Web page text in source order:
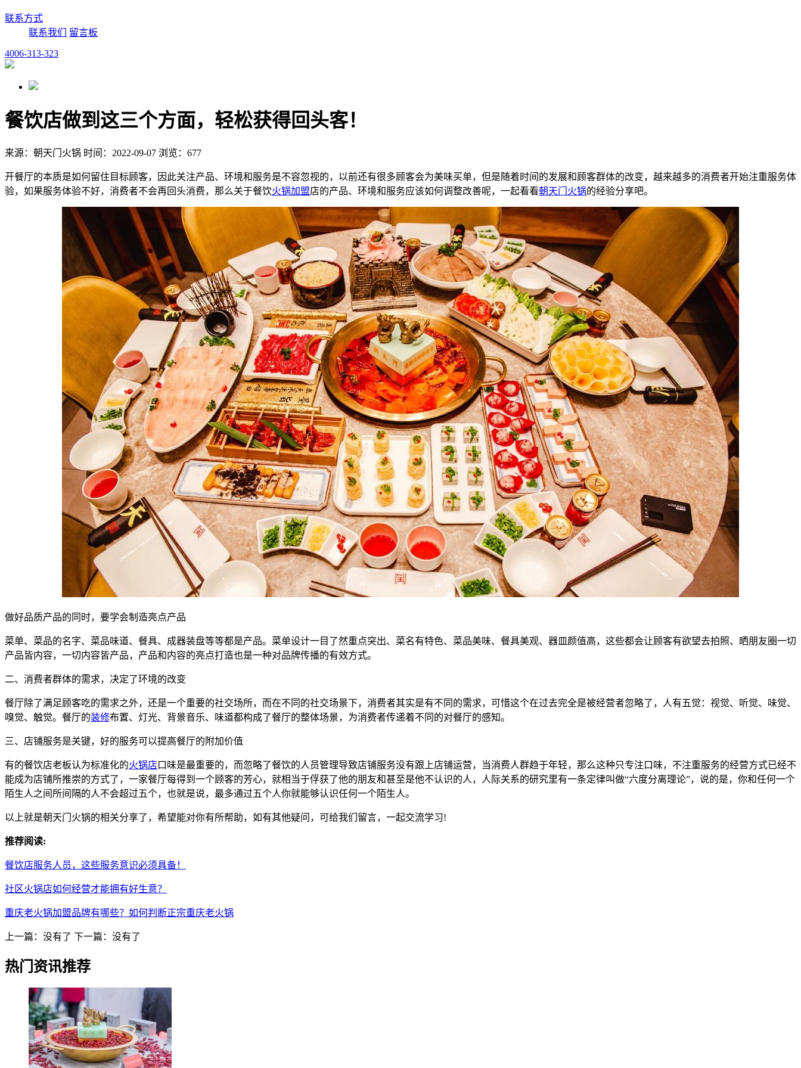
联系方式
联系我们
留言板
4006-313-323
餐饮店做到这三个方面，轻松获得回头客！
来源：朝天门火锅 时间：2022-09-07 浏览：677
开餐厅的本质是如何留住目标顾客，因此关注产品、环境和服务是不容忽视的，以前还有很多顾客会为美味买单，但是随着时间的发展和顾客群体的改变，越来越多的消费者开始注重服务体
验，如果服务体验不好，消费者不会再回头消费，那么关于餐饮火锅加盟店的产品、环境和服务应该如何调整改善呢，一起看看朝天门火锅的经验分享吧。
做好品质产品的同时，要学会制造亮点产品
菜单、菜品的名字、菜品味道、餐具、成器装盘等等都是产品。菜单设计一目了然重点突出、菜名有特色、菜品美味、餐具美观、器皿颜值高，这些都会让顾客有欲望去拍照、晒朋友圈一切
产品皆内容，一切内容皆产品，产品和内容的亮点打造也是一种对品牌传播的有效方式。
二、消费者群体的需求，决定了环境的改变
餐厅除了满足顾客吃的需求之外，还是一个重要的社交场所，而在不同的社交场景下，消费者其实是有不同的需求，可惜这个在过去完全是被经营者忽略了，人有五觉：视觉、听觉、味觉、
嗅觉、触觉。餐厅的装修布置、灯光、背景音乐、味道都构成了餐厅的整体场景，为消费者传递着不同的对餐厅的感知。
三、店铺服务是关键，好的服务可以提高餐厅的附加价值
有的餐饮店老板认为标准化的火锅店 口味是最重要的，而忽略了餐饮的人员管理导致店铺服务没有跟上店铺运营，当消费人群趋于年轻，那么这种只专注口味，不注重服务的经营方式已经不
能成为店铺所推崇的方式了，一家餐厅每得到一个顾客的芳心，就相当于俘获了他的朋友和甚至是他不认识的人，人际关系的研究里有一条定律叫做“六度分离理论”，说的是，你和任何一个
陌生人之间所间隔的人不会超过五个，也就是说，最多通过五个人你就能够认识任何一个陌生人。
以上就是朝天门火锅的相关分享了，希望能对你有所帮助，如有其他疑问，可给我们留言，一起交流学习!
推荐阅读:
餐饮店服务人员，这些服务意识必须具备！
社区火锅店如何经营才能拥有好生意？
重庆老火锅加盟品牌有哪些？如何判断正宗重庆老火锅
上一篇：没有了 下一篇：没有了
热门资讯推荐